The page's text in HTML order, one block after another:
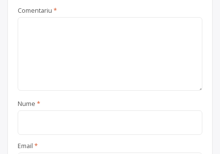
Comentariu *
Nume *
Email *